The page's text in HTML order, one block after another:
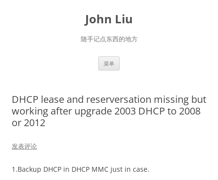
John Liu
随手记点东西的地方
菜单
DHCP lease and reserversation missing but
working after upgrade 2003 DHCP to 2008
or 2012
发表评论
1.Backup DHCP in DHCP MMC just in case.